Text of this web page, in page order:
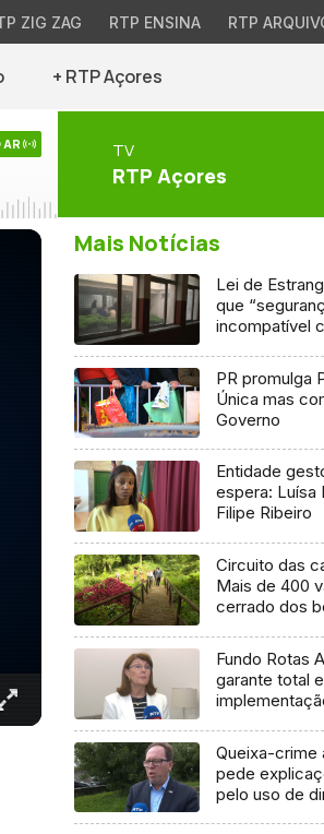
ZIG ZAG RTP ENSINA RTP
+ RTP Açores
AR TV
RTP Açores
Mais Notícias
Lei de
que
incompatível
PR promulga
Única mas
Governo
Entidade
espera: Luísa
Filipe Ribeiro
Circuito das
Mais de 400
cerrado dos
Fundo Rotas
garante total
Queixa-crime
pede
pelo uso de